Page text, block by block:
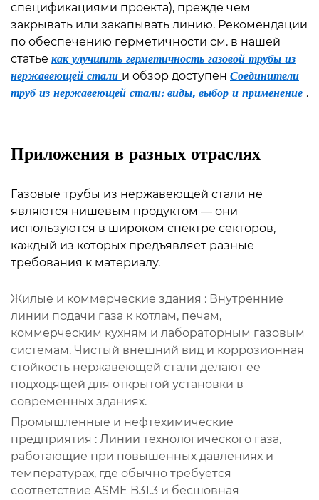
спецификациями проекта), прежде чем
закрывать или закапывать линию. Рекомендации
по обеспечению герметичности см. в нашей
статье как улучшить герметичность газовой трубы из
нержавеющей стали и обзор доступен Соединители
труб из нержавеющей стали: виды, выбор и применение .
Приложения в разных отраслях
Газовые трубы из нержавеющей стали не
являются нишевым продуктом — они
используются в широком спектре секторов,
каждый из которых предъявляет разные
требования к материалу.
Жилые и коммерческие здания : Внутренние
линии подачи газа к котлам, печам,
коммерческим кухням и лабораторным газовым
системам. Чистый внешний вид и коррозионная
стойкость нержавеющей стали делают ее
подходящей для открытой установки в
современных зданиях.
Промышленные и нефтехимические
предприятия : Линии технологического газа,
работающие при повышенных давлениях и
температурах, где обычно требуется
соответствие ASME B31.3 и бесшовная